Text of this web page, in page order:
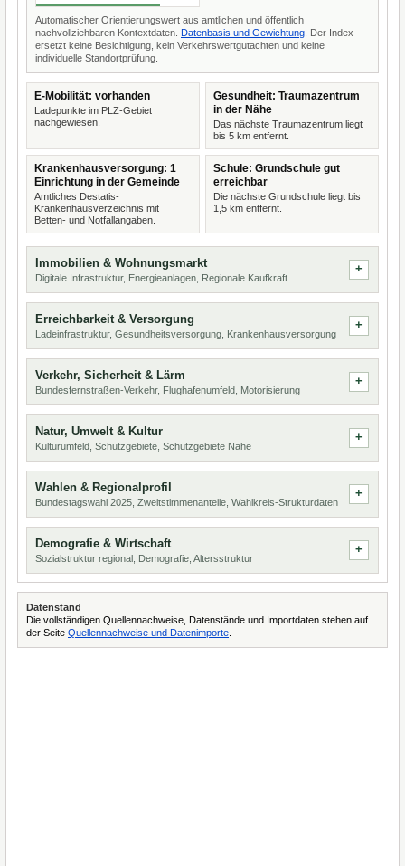
Automatischer Orientierungswert aus amtlichen und öffentlich
nachvollziehbaren Kontextdaten. Datenbasis und Gewichtung . Der Index
ersetzt keine Besichtigung, kein Verkehrswertgutachten und keine
individuelle Standortprüfung.
E-Mobilität: vorhanden
Ladepunkte im PLZ-Gebiet
nachgewiesen.
Gesundheit: Traumazentrum
in der Nähe
Das nächste Traumazentrum liegt
bis 5 km entfernt.
Krankenhausversorgung: 1
Einrichtung in der Gemeinde
Amtliches Destatis-
Krankenhausverzeichnis mit
Betten- und Notfallangaben.
Schule: Grundschule gut
erreichbar
Die nächste Grundschule liegt bis
1,5 km entfernt.
Immobilien & Wohnungsmarkt
Digitale Infrastruktur, Energieanlagen, Regionale Kaufkraft
Erreichbarkeit & Versorgung
Ladeinfrastruktur, Gesundheitsversorgung, Krankenhausversorgung
Verkehr, Sicherheit & Lärm
Bundesfernstraßen-Verkehr, Flughafenumfeld, Motorisierung
Natur, Umwelt & Kultur
Kulturumfeld, Schutzgebiete, Schutzgebiete Nähe
Wahlen & Regionalprofil
Bundestagswahl 2025, Zweitstimmenanteile, Wahlkreis-Strukturdaten
Demografie & Wirtschaft
Sozialstruktur regional, Demografie, Altersstruktur
Datenstand
Die vollständigen Quellennachweise, Datenstände und Importdaten stehen auf
der Seite Quellennachweise und Datenimporte